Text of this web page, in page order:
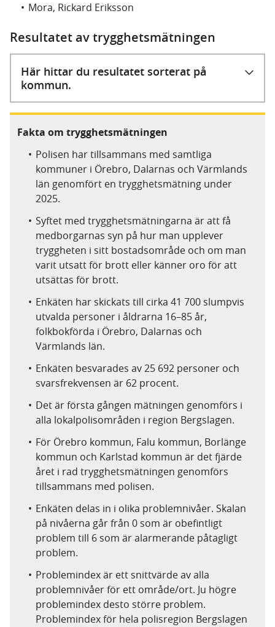
Mora, Rickard Eriksson
Resultatet av trygghetsmätningen
Här hittar du resultatet sorterat på
kommun.
Fakta om trygghetsmätningen
Polisen har tillsammans med samtliga
kommuner i Örebro, Dalarnas och Värmlands
län genomfört en trygghetsmätning under
2025.
Syftet med trygghetsmätningarna är att få
medborgarnas syn på hur man upplever
tryggheten i sitt bostadsområde och om man
varit utsatt för brott eller känner oro för att
utsättas för brott.
Enkäten har skickats till cirka 41 700 slumpvis
utvalda personer i åldrarna 16–85 år,
folkbokförda i Örebro, Dalarnas och
Värmlands län.
Enkäten besvarades av 25 692 personer och
svarsfrekvensen är 62 procent.
Det är första gången mätningen genomförs i
alla lokalpolisområden i region Bergslagen.
För Örebro kommun, Falu kommun, Borlänge
kommun och Karlstad kommun är det fjärde
året i rad trygghetsmätningen genomförs
tillsammans med polisen.
Enkäten delas in i olika problemnivåer. Skalan
på nivåerna går från 0 som är obefintligt
problem till 6 som är alarmerande påtagligt
problem.
Problemindex är ett snittvärde av alla
problemnivåer för ett område/ort. Ju högre
problemindex desto större problem.
Problemindex för hela polisregion Bergslagen